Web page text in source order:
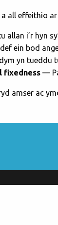
all effeithio
allan i’r hyn
ein bod
yn tueddu
fixedness —
amser ac